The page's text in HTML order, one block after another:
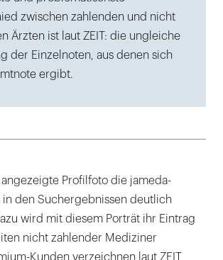
zwischen zahlenden und nicht
Ärzten ist laut ZEIT: die ungleiche
der Einzelnoten, aus denen sich
ergibt.
angezeigte Profilfoto die jameda-
in den Suchergebnissen deutlich
wird mit diesem Porträt ihr Eintrag
nicht zahlender Mediziner
Kunden verzeichnen laut ZEIT